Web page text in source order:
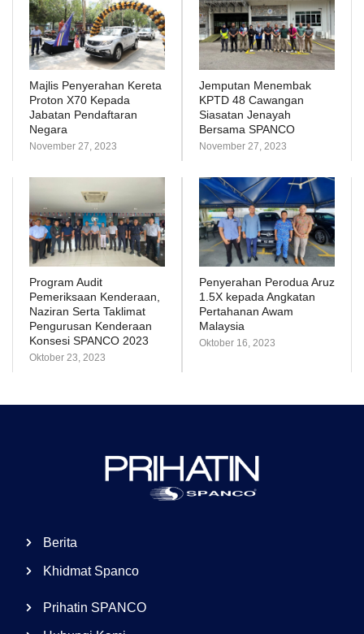
Majlis Penyerahan Kereta
Proton X70 Kepada
Jabatan Pendaftaran
Negara
November 27, 2023
Jemputan Menembak
KPTD 48 Cawangan
Siasatan Jenayah
Bersama SPANCO
November 27, 2023
Program Audit
Pemeriksaan Kenderaan,
Naziran Serta Taklimat
Pengurusan Kenderaan
Konsesi SPANCO 2023
Oktober 23, 2023
Penyerahan Perodua Aruz
1.5X kepada Angkatan
Pertahanan Awam
Malaysia
Oktober 16, 2023
Berita
Khidmat Spanco
Prihatin SPANCO